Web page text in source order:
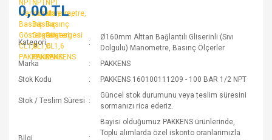
0,00 TL
Kategori
Ø160mm Alttan Bağlantılı Gliserinli (Sıvı
Dolgulu) Manometre, Basınç Ölçerler
Marka
PAKKENS
Stok Kodu
PAKKENS 160100111209 - 100 BAR 1/2 NPT
Stok / Teslim Süresi
Güncel stok durumunu veya teslim süresini
sormanızı rica ederiz.
Bilgi
Bayisi olduğumuz PAKKENS ürünlerinde,
Toplu alımlarda özel iskonto oranlarımızla